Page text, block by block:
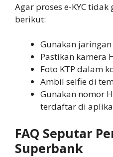
Agar proses e-KYC
berikut:
Gunakan
Pastikan kamera
Foto KTP dalam
Ambil selfie di
Gunakan nomor
terdaftar di
FAQ Seputar
Superbank